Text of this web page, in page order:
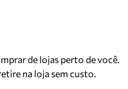
de lojas perto de você.
na loja sem custo.